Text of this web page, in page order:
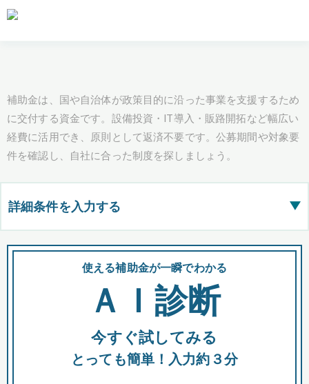
補助金は、国や自治体が政策目的に沿った事業を支援するため
に交付する資金です。設備投資・IT導入・販路開拓など幅広い
経費に活用でき、原則として返済不要です。公募期間や対象要
件を確認し、自社に合った制度を探しましょう。
詳細条件を入力する ▶
都道府県
全国の検索結果を含めて表示
助成金 融資 出資
使える補助金が一瞬でわかる
ＡＩ診断
今すぐ試してみる
とっても簡単！入力約３分